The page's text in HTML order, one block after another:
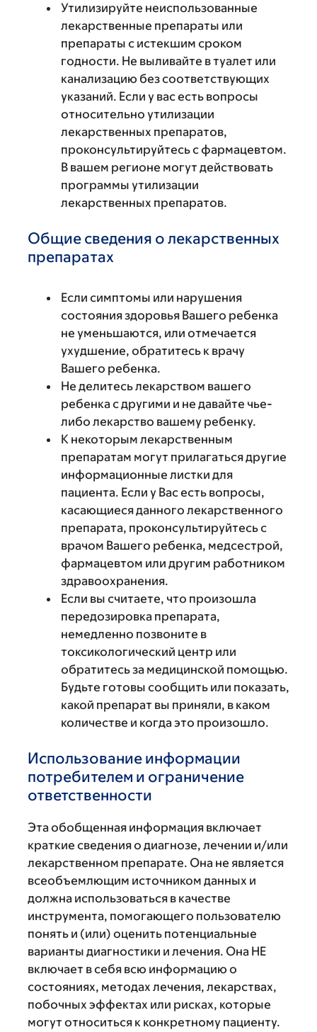
Утилизируйте неиспользованные
лекарственные препараты или
препараты с истекшим сроком
годности. Не выливайте в туалет или
канализацию без соответствующих
указаний. Если у вас есть вопросы
относительно утилизации
лекарственных препаратов,
проконсультируйтесь с фармацевтом.
В вашем регионе могут действовать
программы утилизации
лекарственных препаратов.
Общие сведения о лекарственных
препаратах
Если симптомы или нарушения
состояния здоровья Вашего ребенка
не уменьшаются, или отмечается
ухудшение, обратитесь к врачу
Вашего ребенка.
Не делитесь лекарством вашего
ребенка с другими и не давайте чье-
либо лекарство вашему ребенку.
К некоторым лекарственным
препаратам могут прилагаться другие
информационные листки для
пациента. Если у Вас есть вопросы,
касающиеся данного лекарственного
препарата, проконсультируйтесь с
врачом Вашего ребенка, медсестрой,
фармацевтом или другим работником
здравоохранения.
Если вы считаете, что произошла
передозировка препарата,
немедленно позвоните в
токсикологический центр или
обратитесь за медицинской помощью.
Будьте готовы сообщить или показать,
какой препарат вы приняли, в каком
количестве и когда это произошло.
Использование информации
потребителем и ограничение
ответственности
Эта обобщенная информация включает
краткие сведения о диагнозе, лечении и/или
лекарственном препарате. Она не является
всеобъемлющим источником данных и
должна использоваться в качестве
инструмента, помогающего пользователю
понять и (или) оценить потенциальные
варианты диагностики и лечения. Она НЕ
включает в себя всю информацию о
состояниях, методах лечения, лекарствах,
побочных эффектах или рисках, которые
могут относиться к конкретному пациенту.